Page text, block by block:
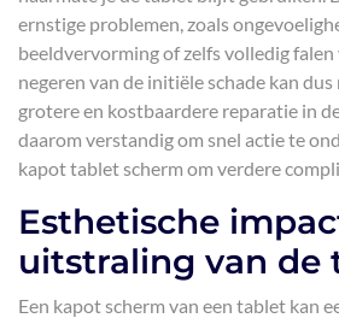
ernstige problemen, zoals
beeldvervorming of zelfs volledig
negeren van de initiële schade kan
grotere en kostbaardere reparatie in
daarom verstandig om snel actie te
kapot tablet scherm om verdere
Esthetische
uitstraling van de
Een kapot scherm van een tablet kan